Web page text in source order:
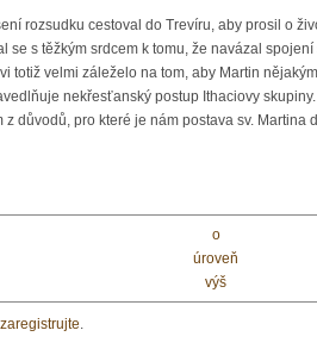
rozsudku cestoval do Trevíru, aby prosil o
s těžkým srdcem k tomu, že navázal
totiž velmi záleželo na tom, aby Martin
nekřesťanský postup Ithaciovy
důvodů, pro které je nám postava sv. Martina
o
úroveň
výš
zaregistrujte